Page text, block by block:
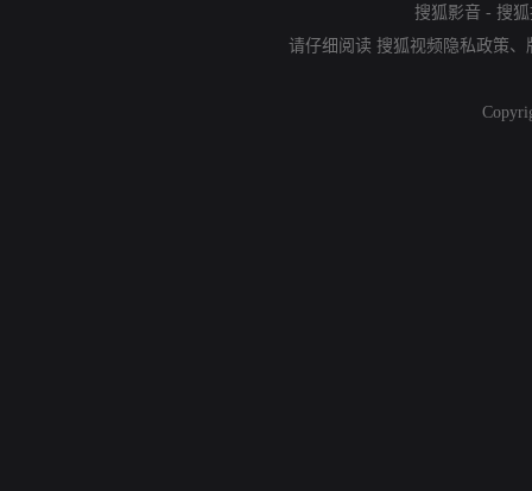
搜狐影音 - 搜
请仔细阅读 搜狐视频隐私政策、